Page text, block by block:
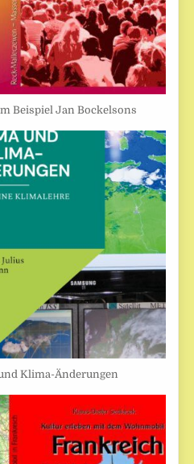
Beispiel Jan Bockelsons
Klima-Änderungen